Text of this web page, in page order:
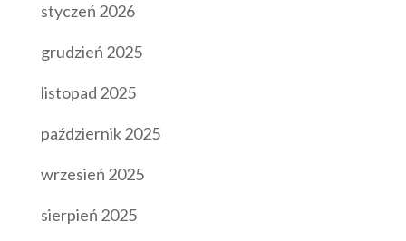
styczeń 2026
grudzień 2025
listopad 2025
październik 2025
wrzesień 2025
sierpień 2025